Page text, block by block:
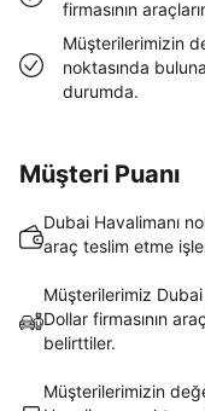
firmasının
Müşterilerimizin
noktasında
durumda.
Müşteri Puanı
Dubai Havalimanı
araç teslim etme
Müşterilerimiz
Dollar firmasının
belirttiler.
Müşterilerimizin